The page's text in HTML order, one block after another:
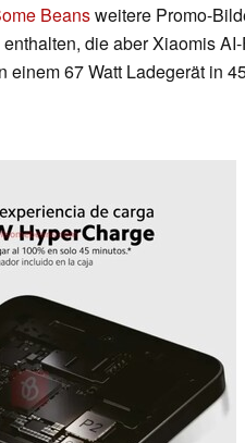
Beansweitere Promo-
die aber Xiaomis
einem 67 Watt Ladegerät in